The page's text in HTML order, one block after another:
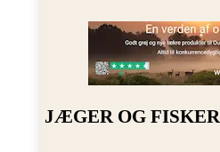
JÆGER OG FISKER